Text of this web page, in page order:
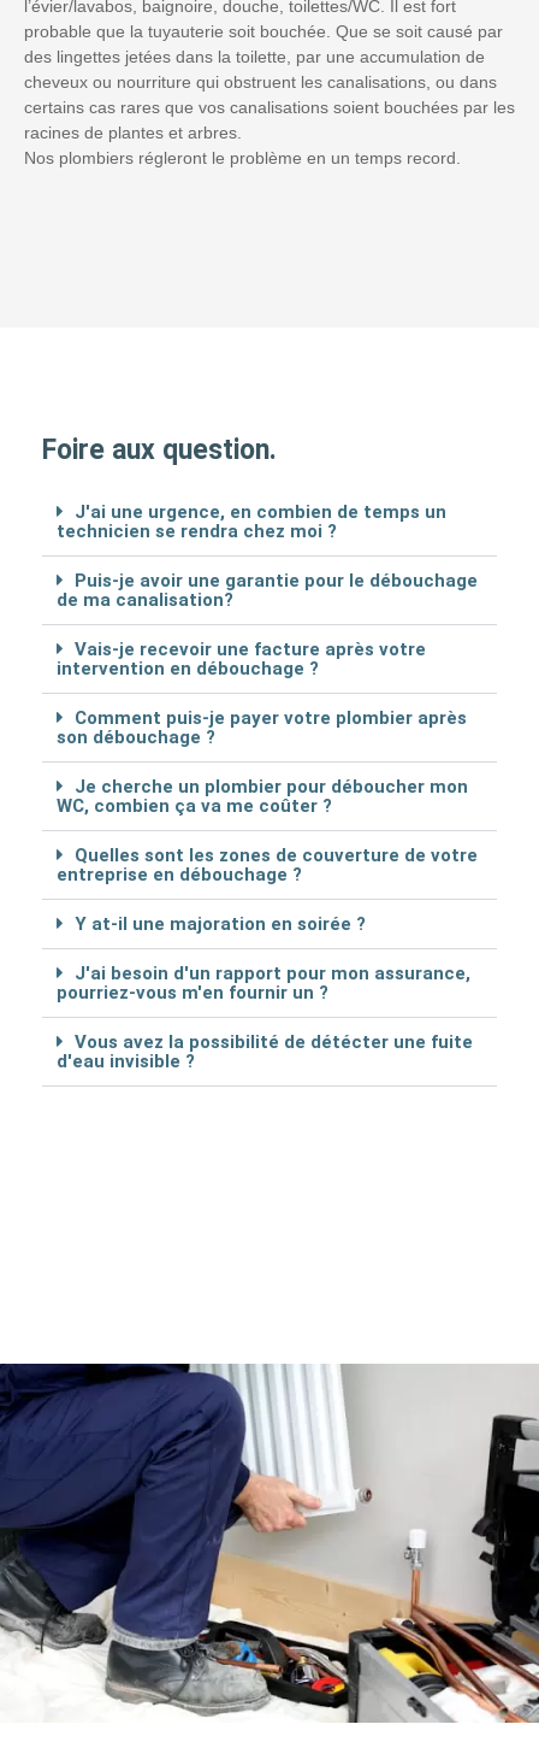
l’évier/lavabos, baignoire, douche, toilettes/WC. Il est fort
probable que la tuyauterie soit bouchée. Que se soit causé par
des lingettes jetées dans la toilette, par une accumulation de
cheveux ou nourriture qui obstruent les canalisations, ou dans
certains cas rares que vos canalisations soient bouchées par les
racines de plantes et arbres.
Nos plombiers régleront le problème en un temps record.
Foire aux question.
J'ai une urgence, en combien de temps un
technicien se rendra chez moi ?
Puis-je avoir une garantie pour le débouchage
de ma canalisation?
Vais-je recevoir une facture après votre
intervention en débouchage ?
Comment puis-je payer votre plombier après
son débouchage ?
Je cherche un plombier pour déboucher mon
WC, combien ça va me coûter ?
Quelles sont les zones de couverture de votre
entreprise en débouchage ?
Y at-il une majoration en soirée ?
J'ai besoin d'un rapport pour mon assurance,
pourriez-vous m'en fournir un ?
Vous avez la possibilité de détécter une fuite
d'eau invisible ?